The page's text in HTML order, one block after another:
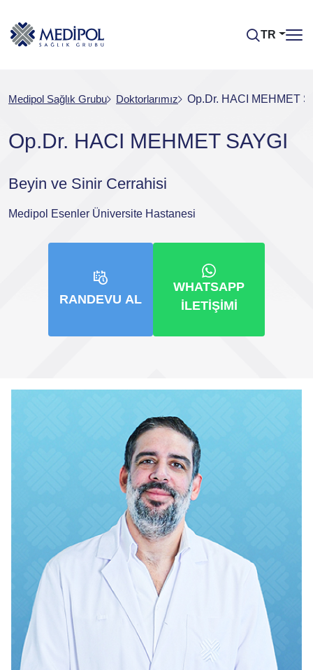
TR
Medipol Sağlık Grubu Doktorlarımız Op.Dr. HACI MEHMET
Op.Dr. HACI MEHMET SAYGI
Beyin ve Sinir Cerrahisi
Medipol Esenler Üniversite Hastanesi
RANDEVU AL
WHATSAPP
İLETIŞIMI